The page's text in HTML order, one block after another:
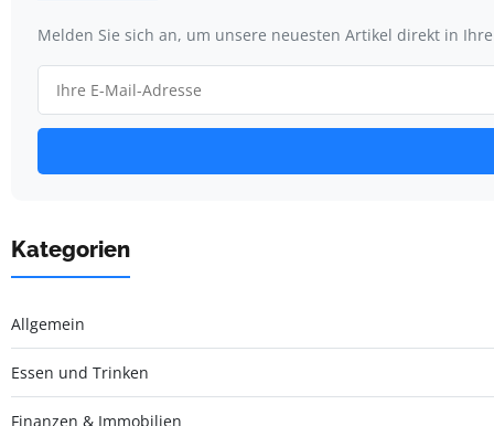
Melden Sie sich an, um unsere neuesten Artikel direkt in
Kategorien
Allgemein
Essen und Trinken
Finanzen & Immobilien